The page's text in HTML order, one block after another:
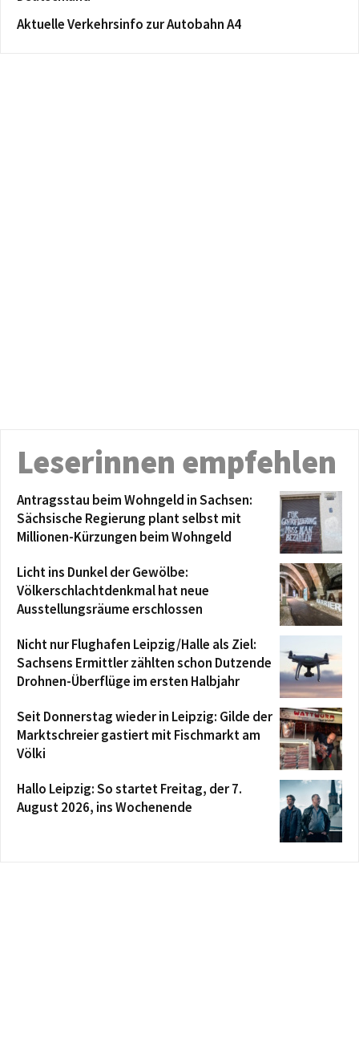
Aktuelle Verkehrsinfo zur Autobahn A4
Leserinnen empfehlen
Antragsstau beim Wohngeld in Sachsen:
Sächsische Regierung plant selbst mit
Millionen-Kürzungen beim Wohngeld
Licht ins Dunkel der Gewölbe:
Völkerschlachtdenkmal hat neue
Ausstellungsräume erschlossen
Nicht nur Flughafen Leipzig/Halle als Ziel:
Sachsens Ermittler zählten schon Dutzende
Drohnen-Überflüge im ersten Halbjahr
Seit Donnerstag wieder in Leipzig: Gilde der
Marktschreier gastiert mit Fischmarkt am
Völki
Hallo Leipzig: So startet Freitag, der 7.
August 2026, ins Wochenende